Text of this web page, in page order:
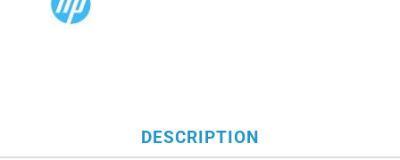
DESCRIPTION